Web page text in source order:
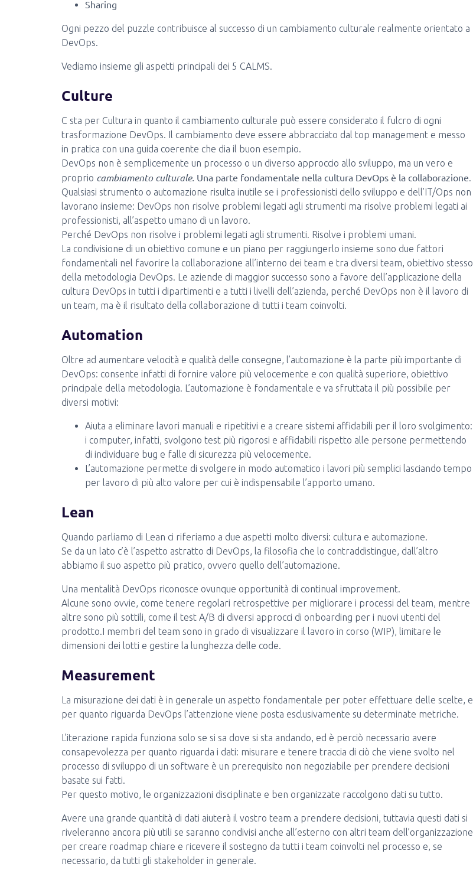
Sharing
Ogni pezzo del puzzle contribuisce al successo di un cambiamento culturale realmente orientato a
DevOps.
Vediamo insieme gli aspetti principali dei 5 CALMS.
Culture
C sta per Cultura in quanto il cambiamento culturale può essere considerato il fulcro di ogni
trasformazione DevOps. Il cambiamento deve essere abbracciato dal top management e messo
in pratica con una guida coerente che dia il buon esempio.
DevOps non è semplicemente un processo o un diverso approccio allo sviluppo, ma un vero e
proprio cambiamento culturale. Una parte fondamentale nella cultura DevOps è la collaborazione.
Qualsiasi strumento o automazione risulta inutile se i professionisti dello sviluppo e dell’IT/Ops non
lavorano insieme: DevOps non risolve problemi legati agli strumenti ma risolve problemi legati ai
professionisti, all’aspetto umano di un lavoro.
Perché DevOps non risolve i problemi legati agli strumenti. Risolve i problemi umani.
La condivisione di un obiettivo comune e un piano per raggiungerlo insieme sono due fattori
fondamentali nel favorire la collaborazione all’interno dei team e tra diversi team, obiettivo stesso
della metodologia DevOps. Le aziende di maggior successo sono a favore dell’applicazione della
cultura DevOps in tutti i dipartimenti e a tutti i livelli dell’azienda, perché DevOps non è il lavoro di
un team, ma è il risultato della collaborazione di tutti i team coinvolti.
Automation
Oltre ad aumentare velocità e qualità delle consegne, l’automazione è la parte più importante di
DevOps: consente infatti di fornire valore più velocemente e con qualità superiore, obiettivo
principale della metodologia. L’automazione è fondamentale e va sfruttata il più possibile per
diversi motivi:
Aiuta a eliminare lavori manuali e ripetitivi e a creare sistemi affidabili per il loro svolgimento:
i computer, infatti, svolgono test più rigorosi e affidabili rispetto alle persone permettendo
di individuare bug e falle di sicurezza più velocemente.
L’automazione permette di svolgere in modo automatico i lavori più semplici lasciando tempo
per lavoro di più alto valore per cui è indispensabile l’apporto umano.
Lean
Quando parliamo di Lean ci riferiamo a due aspetti molto diversi: cultura e automazione.
Se da un lato c’è l’aspetto astratto di DevOps, la filosofia che lo contraddistingue, dall’altro
abbiamo il suo aspetto più pratico, ovvero quello dell’automazione.
Una mentalità DevOps riconosce ovunque opportunità di continual improvement.
Alcune sono ovvie, come tenere regolari retrospettive per migliorare i processi del team, mentre
altre sono più sottili, come il test A/B di diversi approcci di onboarding per i nuovi utenti del
prodotto.I membri del team sono in grado di visualizzare il lavoro in corso (WIP), limitare le
dimensioni dei lotti e gestire la lunghezza delle code.
Measurement
La misurazione dei dati è in generale un aspetto fondamentale per poter effettuare delle scelte, e
per quanto riguarda DevOps l’attenzione viene posta esclusivamente su determinate metriche.
L’iterazione rapida funziona solo se si sa dove si sta andando, ed è perciò necessario avere
consapevolezza per quanto riguarda i dati: misurare e tenere traccia di ciò che viene svolto nel
processo di sviluppo di un software è un prerequisito non negoziabile per prendere decisioni
basate sui fatti.
Per questo motivo, le organizzazioni disciplinate e ben organizzate raccolgono dati su tutto.
Avere una grande quantità di dati aiuterà il vostro team a prendere decisioni, tuttavia questi dati si
riveleranno ancora più utili se saranno condivisi anche all’esterno con altri team dell’organizzazione
per creare roadmap chiare e ricevere il sostegno da tutti i team coinvolti nel processo e, se
necessario, da tutti gli stakeholder in generale.